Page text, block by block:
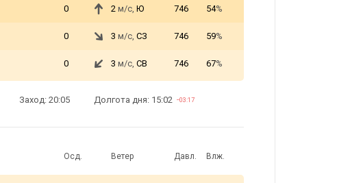
0 2 м/с, Ю 746 54%
0 3 м/с, СЗ 746 59%
0 3 м/с, СВ 746 67%
Заход: 20:05 Долгота дня: 15:02 −03:17
Осд. Ветер Давл. Влж.